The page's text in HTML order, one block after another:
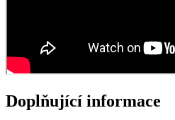
Doplňující informace